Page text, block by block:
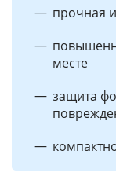
прочная
месте
защита